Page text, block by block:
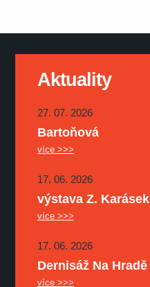
Aktuality
27. 07. 2026
Bartoňová
více >>>
17. 06. 2026
výstava Z. Karásek
více >>>
17. 06. 2026
Dernisáž Na Hradě
více >>>